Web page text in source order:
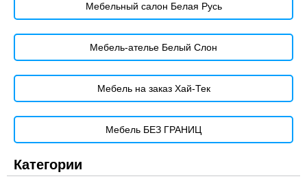
Мебельный салон Белая Русь
Мебель-ателье Белый Слон
Мебель на заказ Хай-Тек
Мебель БЕЗ ГРАНИЦ
Категории